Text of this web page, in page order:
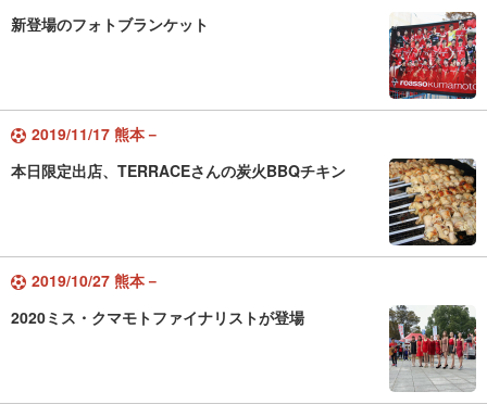
新登場のフォトブランケット
2019/11/17 熊本－
本日限定出店、TERRACEさんの炭火BBQチキン
2019/10/27 熊本－
2020ミス・クマモトファイナリストが登場